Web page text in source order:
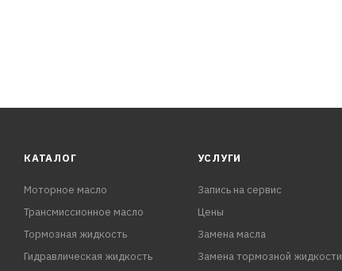
КАТАЛОГ
Моторное масло
Трансмиссионное масло
Тормозная жидкость
Гидравлическая жидкость
УСЛУГИ
Запись на сервис
Цены
Замена масла
Замена тормозной жидкости